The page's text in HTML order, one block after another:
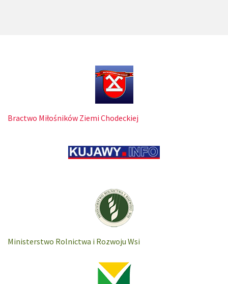
Bractwo Miłośników Ziemi Chodeckiej
Ministerstwo Rolnictwa i Rozwoju Wsi